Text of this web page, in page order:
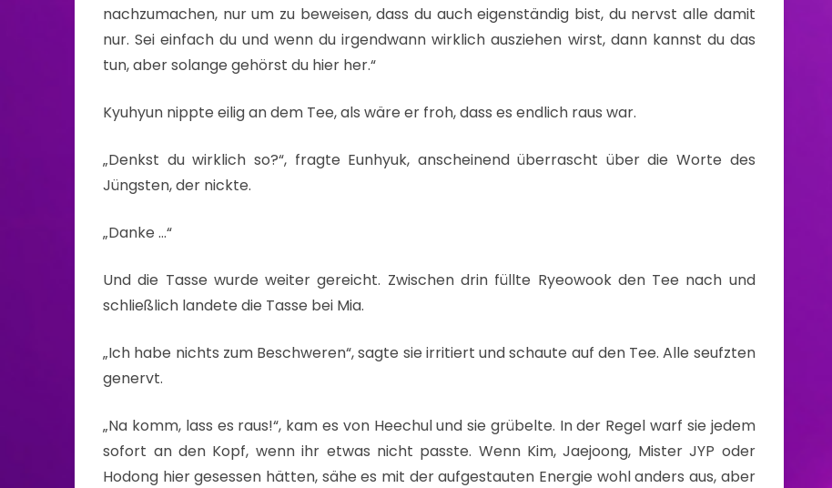
nachzumachen, nur um zu beweisen, dass du auch eigenständig bist, du nervst alle damit
nur. Sei einfach du und wenn du irgendwann wirklich ausziehen wirst, dann kannst du das
tun, aber solange gehörst du hier her.“
Kyuhyun nippte eilig an dem Tee, als wäre er froh, dass es endlich raus war.
„Denkst du wirklich so?“, fragte Eunhyuk, anscheinend überrascht über die Worte des
Jüngsten, der nickte.
„Danke …“
Und die Tasse wurde weiter gereicht. Zwischen drin füllte Ryeowook den Tee nach und
schließlich landete die Tasse bei Mia.
„Ich habe nichts zum Beschweren“, sagte sie irritiert und schaute auf den Tee. Alle seufzten
genervt.
„Na komm, lass es raus!“, kam es von Heechul und sie grübelte. In der Regel warf sie jedem
sofort an den Kopf, wenn ihr etwas nicht passte. Wenn Kim, Jaejoong, Mister JYP oder
Hodong hier gesessen hätten, sähe es mit der aufgestauten Energie wohl anders aus, aber